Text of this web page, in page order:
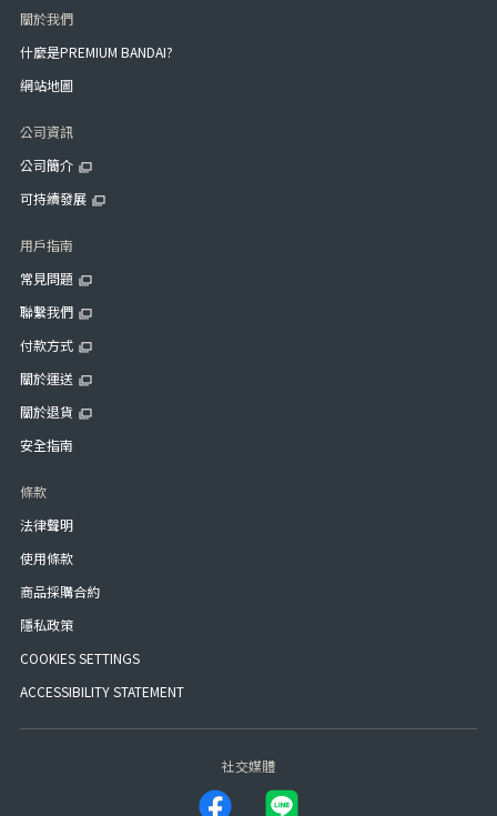
關於我們
什麼是PREMIUM BANDAI?
網站地圖
公司資訊
公司簡介
可持續發展
用戶指南
常見問題
聯繫我們
付款方式
關於運送
關於退貨
安全指南
條款
法律聲明
使用條款
商品採購合約
隱私政策
COOKIES SETTINGS
ACCESSIBILITY STATEMENT
社交媒體